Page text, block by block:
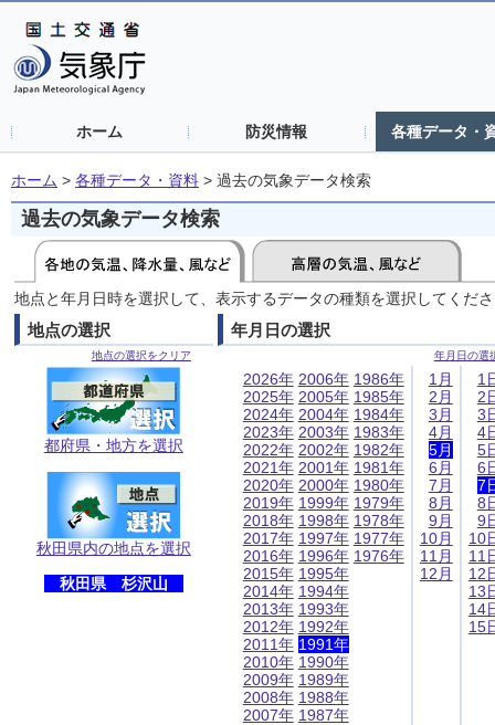
ホーム 防災情報 各種データ・
ホーム > 各種データ・資料 > 過去の気象データ検索
過去の気象データ検索
地点と年月日時を選択して、表示するデータの種類を選択してくだ
地点の選択
地点の選択をクリア
都府県・地方を選択
秋田県内の地点を選択
秋田県 杉沢山
年月日の選択
年月日の選
2026年
2025年
2024年
2023年
2022年
2021年
2020年
2019年
2018年
2017年
2016年
2015年
2014年
2013年
2012年
2011年
2010年
2009年
2008年
2007年
2006年
2005年
2004年
2003年
2002年
2001年
2000年
1999年
1998年
1997年
1996年
1995年
1994年
1993年
1992年
1991年
1990年
1989年
1988年
1987年
1986年
1985年
1984年
1983年
1982年
1981年
1980年
1979年
1978年
1977年
1976年
1月
2月
3月
4月
5月
6月
7月
8月
9月
10月
11月
12月
1
2
3
4
5
6
7
8
9
10
11
12
13
14
15